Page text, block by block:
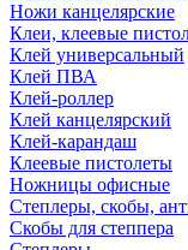
Ножи канцелярские
Клеи, клеевые
Клей универсальный
Клей ПВА
Клей-роллер
Клей канцелярский
Клей-карандаш
Клеевые пистолеты
Ножницы офисные
Степлеры, скобы,
Скобы для степпера